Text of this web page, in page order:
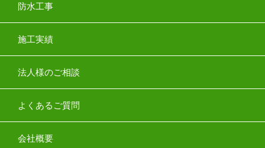
防水工事
施工実績
法人様のご相談
よくあるご質問
会社概要